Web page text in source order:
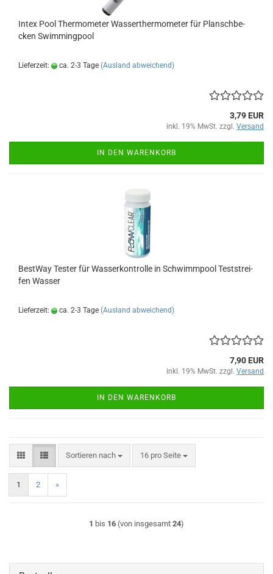
Intex Pool Ther­mo­me­ter Was­ser­ther­mo­me­ter für Plansch­be­
cken Swim­ming­pool
Lieferzeit: ca. 2-3 Tage (Ausland abweichend)
3,79 EUR
inkl. 19% MwSt. zzgl. Versand
IN DEN WARENKORB
Best­Way Tes­ter für Was­ser­kon­trol­le in Schwimm­pool Test­strei­
fen Was­ser
Lieferzeit: ca. 2-3 Tage (Ausland abweichend)
7,90 EUR
inkl. 19% MwSt. zzgl. Versand
IN DEN WARENKORB
Sortieren nach
Sortieren nach 16 pro Seite
pro Seite
1 2 »
1 bis 16 (von insgesamt 24)